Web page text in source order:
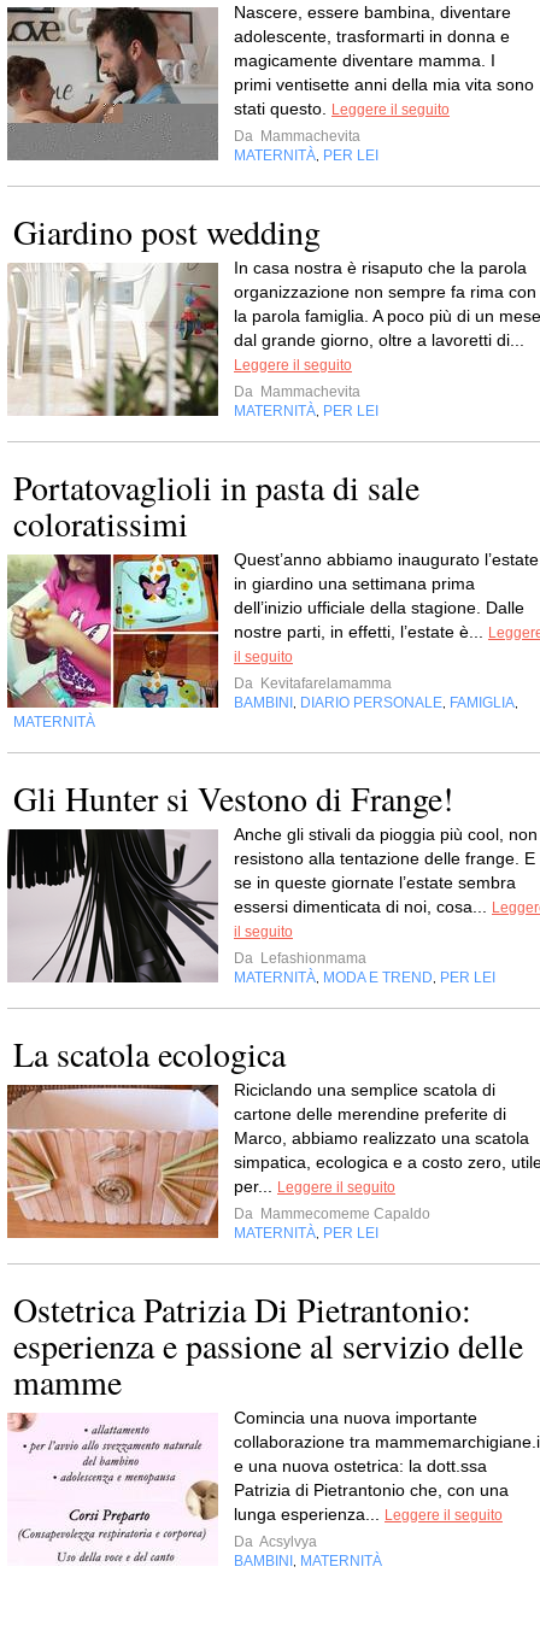
Nascere, essere bambina, diventare
adolescente, trasformarti in donna e
magicamente diventare mamma. I
primi ventisette anni della mia vita sono
stati questo.
Leggere il seguito
Da Mammachevita
MATERNITÀ PER LEI
Giardino post wedding
In casa nostra è risaputo che la parola
organizzazione non sempre fa rima con
la parola famiglia. A poco più di un mese
dal grande giorno, oltre a lavoretti di...
Leggere il seguito
Da Mammachevita
MATERNITÀ PER LEI
Portatovaglioli in pasta di sale
coloratissimi
Quest’anno abbiamo inaugurato l’estate
in giardino una settimana prima
dell’inizio ufficiale della stagione. Dalle
nostre parti, in effetti, l’estate è...
il seguito
Da Kevitafarelamamma
BAMBINI DIARIO PERSONALE FAMIGLIA
MATERNITÀ
Gli Hunter si Vestono di Frange!
Anche gli stivali da pioggia più cool, non
resistono alla tentazione delle frange. E
se in queste giornate l’estate sembra
essersi dimenticata di noi, cosa...
il seguito
Da Lefashionmama
MATERNITÀ MODA E TREND PER LEI
La scatola ecologica
Riciclando una semplice scatola di
cartone delle merendine preferite di
Marco, abbiamo realizzato una scatola
simpatica, ecologica e a costo zero,
per...
Leggere il seguito
Da Mammecomeme Capaldo
MATERNITÀ PER LEI
Ostetrica Patrizia Di Pietrantonio:
esperienza e passione al servizio delle
mamme
Comincia una nuova importante
collaborazione tra
e una nuova ostetrica: la dott.ssa
Patrizia di Pietrantonio che, con una
lunga esperienza...
Leggere il seguito
Da Acsylvya
BAMBINI MATERNITÀ